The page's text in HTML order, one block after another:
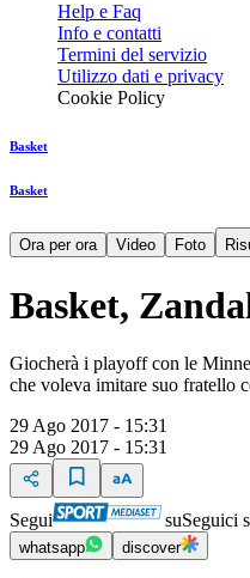
Help e Faq
Info e contatti
Termini del servizio
Utilizzo dati e privacy
Cookie Policy
Basket
Basket
Ora per ora Video Foto
Basket,
Giocherà i playoff con le
che voleva imitare suo fratello
29 Ago 2017 - 15:31
29 Ago 2017 - 15:31
Segui suSeguici
whatsapp discover